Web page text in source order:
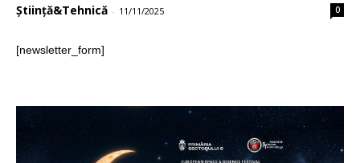
Știință&Tehnică - 11/11/2025 0
[newsletter_form]